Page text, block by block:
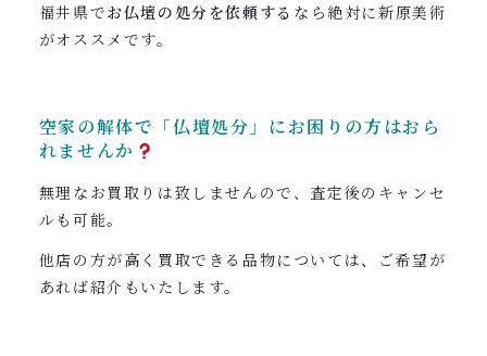
福井県でお仏壇の処分を依頼する なら絶対に新原美術
がオススメです。
空家の解体で「仏壇処分」にお困りの方はおら
れませんか
無理なお買取りは致しませんので、査定後のキャンセ
ルも可能。
他店の方が高く買取できる品物については、ご希望が
あれば紹介もいたします。